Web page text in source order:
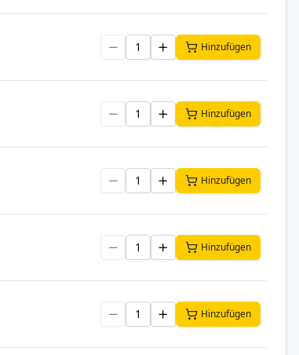
Hinzufügen
Hinzufügen
Hinzufügen
Hinzufügen
Hinzufügen